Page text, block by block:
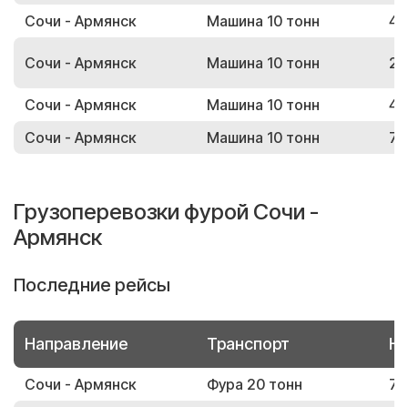
Сочи - Армянск
Машина 10 тонн
Сочи - Армянск Машина 10 тонн
Сочи - Армянск Машина 10 тонн
Сочи - Армянск
Машина 10 тонн
Грузоперевозки фурой Сочи -
Армянск
Последние рейсы
Направление Транспорт
Сочи - Армянск Фура 20 тонн